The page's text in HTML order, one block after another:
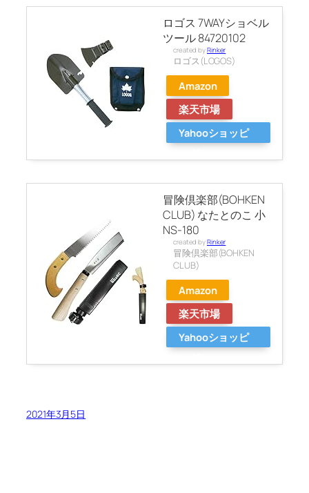
ロゴス 7WAYショベル
ツール 84720102
created byRinker
ロゴス(LOGOS)
Amazon
楽天市場
Yahooショッピ
冒険倶楽部(BOHKEN
CLUB) なたとのこ 小
NS-180
created byRinker
冒険倶楽部(BOHKEN
CLUB)
Amazon
楽天市場
Yahooショッピ
2021年3月5日